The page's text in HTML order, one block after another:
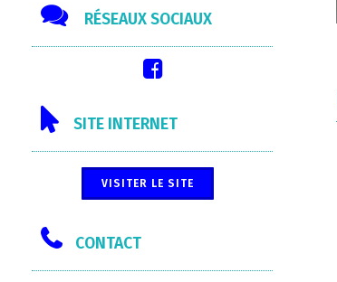
RÉSEAUX SOCIAUX
SITE INTERNET
VISITER LE SITE
CONTACT